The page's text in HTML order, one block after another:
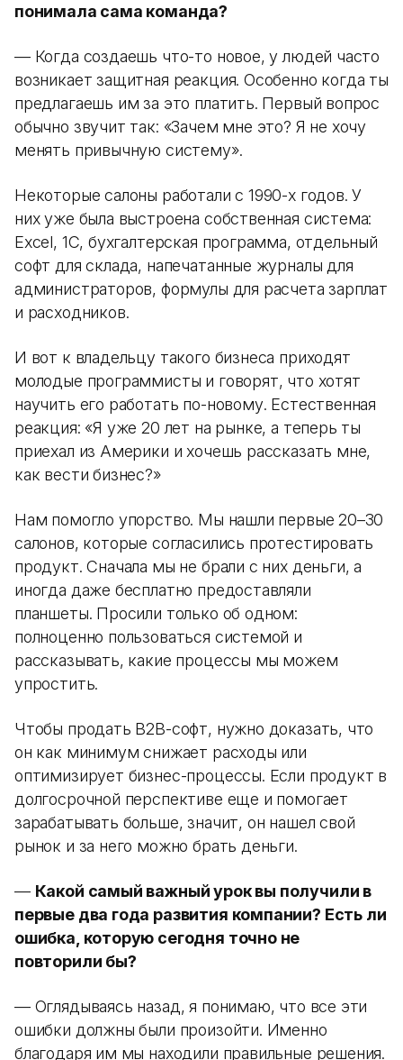
понимала сама команда?
— Когда создаешь что-то новое, у людей часто
возникает защитная реакция. Особенно когда ты
предлагаешь им за это платить. Первый вопрос
обычно звучит так: «Зачем мне это? Я не хочу
менять привычную систему».
Некоторые салоны работали с 1990-х годов. У
них уже была выстроена собственная система:
Excel, 1С, бухгалтерская программа, отдельный
софт для склада, напечатанные журналы для
администраторов, формулы для расчета зарплат
и расходников.
И вот к владельцу такого бизнеса приходят
молодые программисты и говорят, что хотят
научить его работать по-новому. Естественная
реакция: «Я уже 20 лет на рынке, а теперь ты
приехал из Америки и хочешь рассказать мне,
как вести бизнес?»
Нам помогло упорство. Мы нашли первые 20–30
салонов, которые согласились протестировать
продукт. Сначала мы не брали с них деньги, а
иногда даже бесплатно предоставляли
планшеты. Просили только об одном:
полноценно пользоваться системой и
рассказывать, какие процессы мы можем
упростить.
Чтобы продать B2B-софт, нужно доказать, что
он как минимум снижает расходы или
оптимизирует бизнес-процессы. Если продукт в
долгосрочной перспективе еще и помогает
зарабатывать больше, значит, он нашел свой
рынок и за него можно брать деньги.
— Какой самый важный урок вы получили в
первые два года развития компании? Есть ли
ошибка, которую сегодня точно не
повторили бы?
— Оглядываясь назад, я понимаю, что все эти
ошибки должны были произойти. Именно
благодаря им мы находили правильные решения.